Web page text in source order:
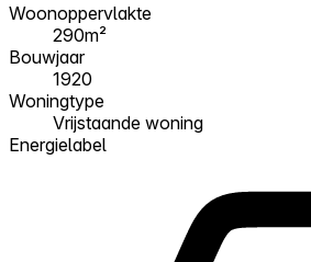
Woonoppervlakte
290m²
Bouwjaar
1920
Woningtype
Vrijstaande woning
Energielabel